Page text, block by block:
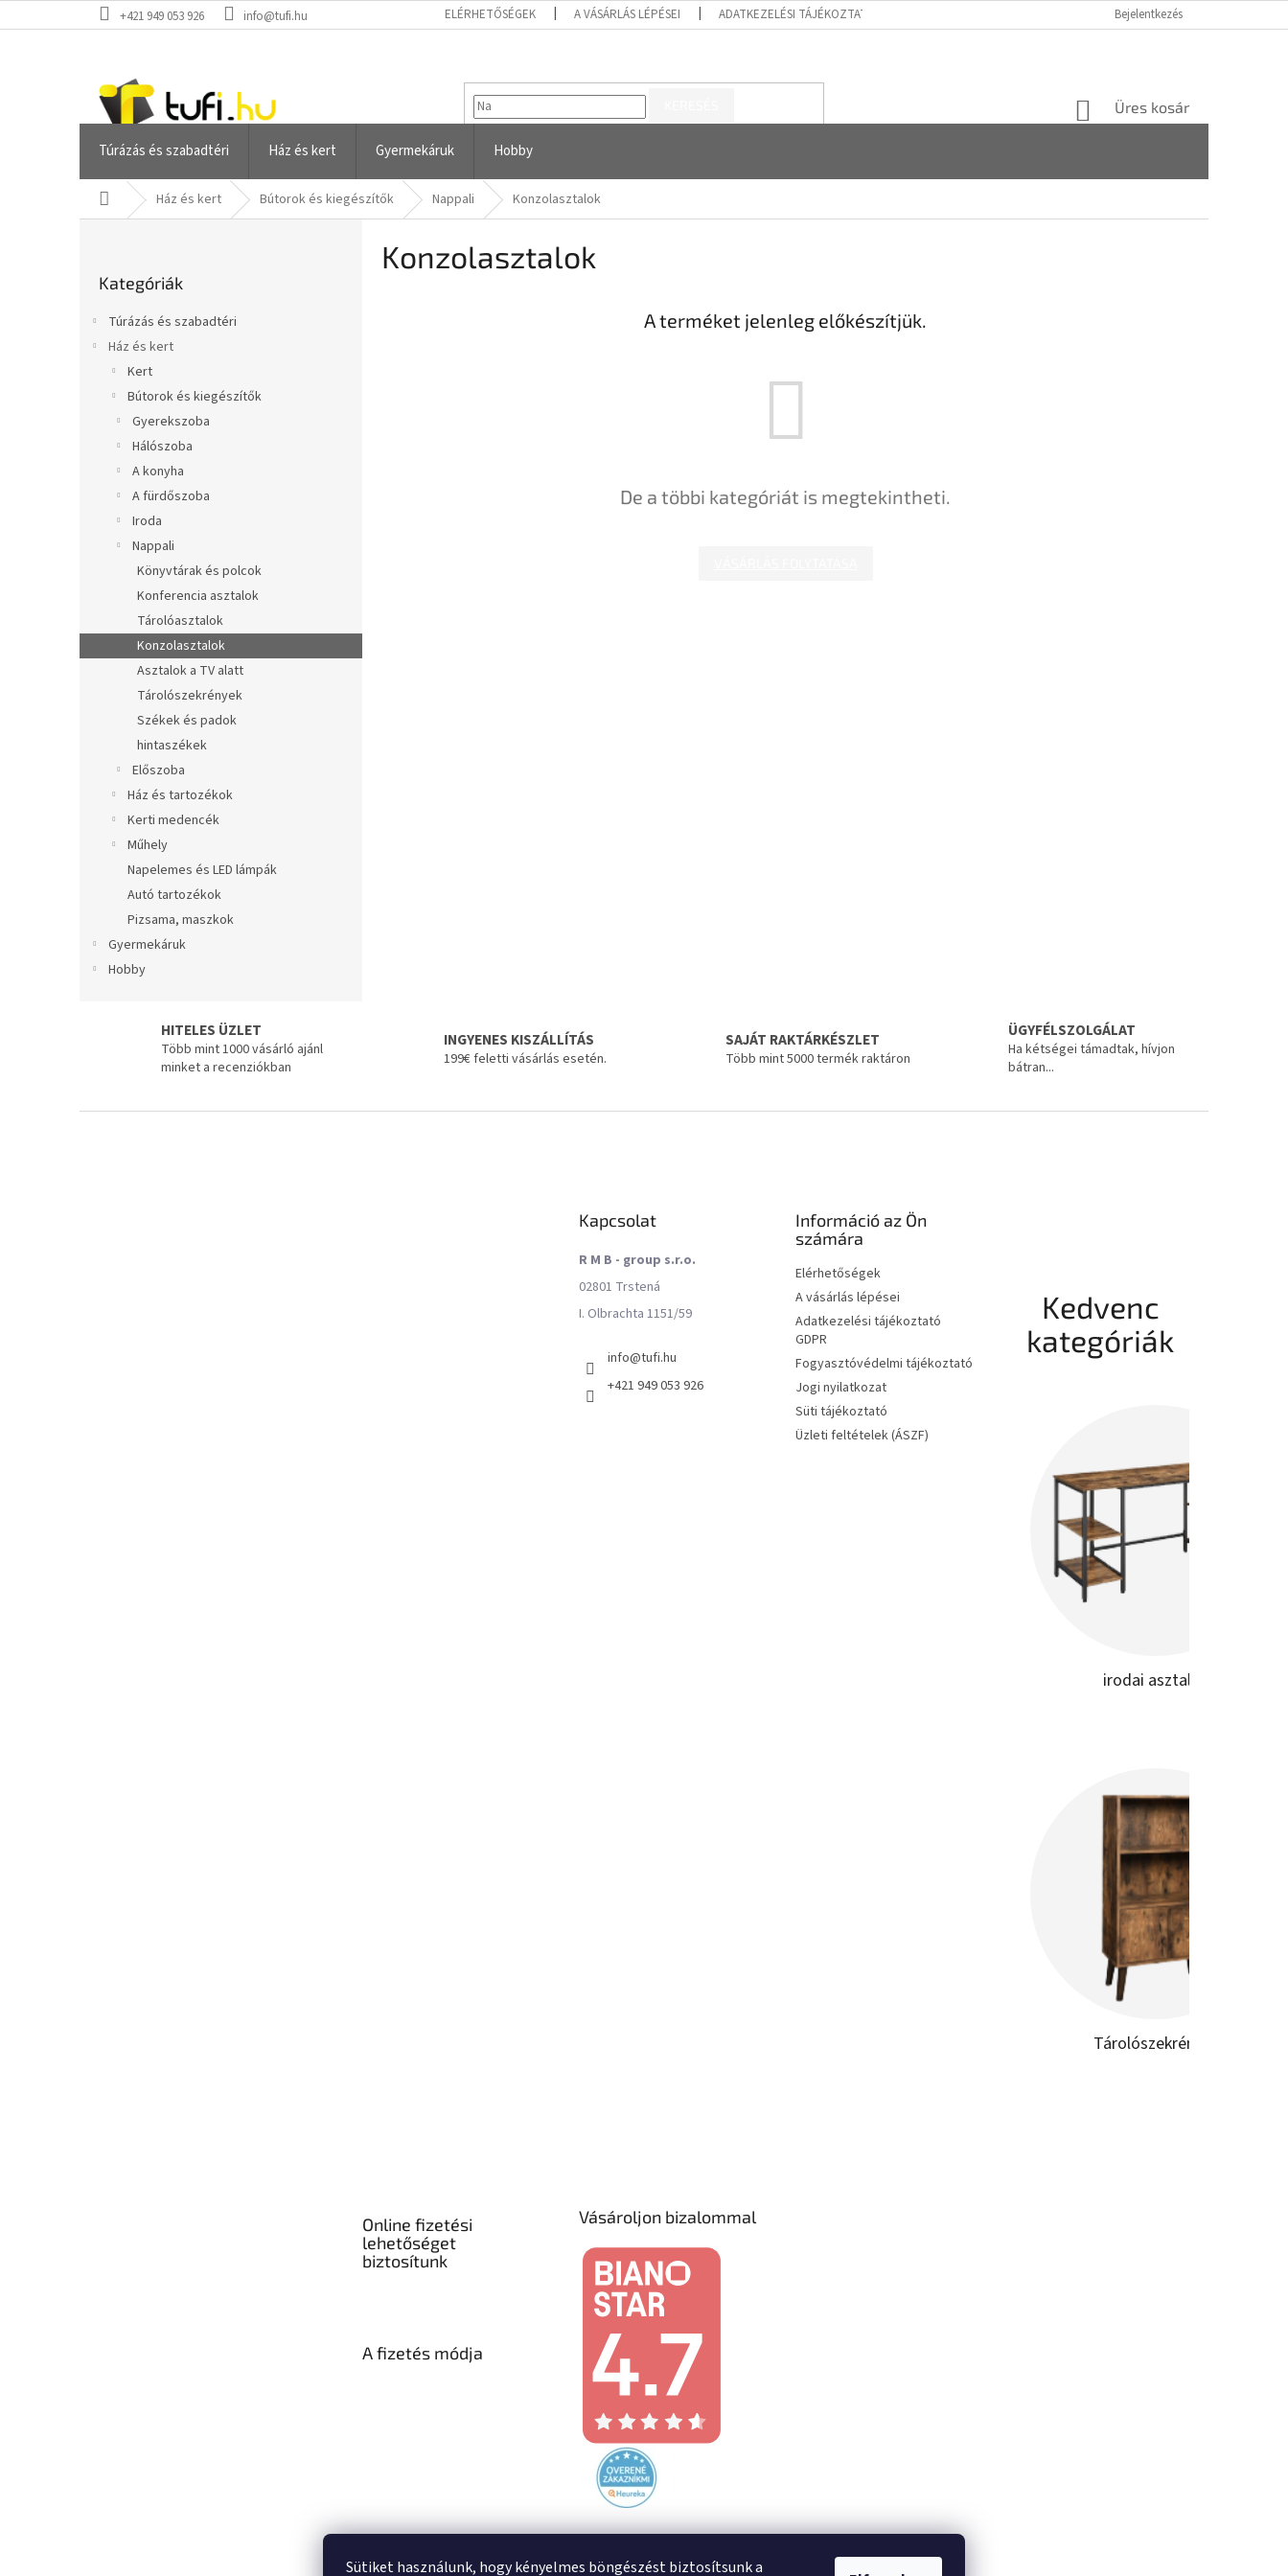
Sütiket használunk, hogy kényelmes böngészést biztosítsunk a
a
+421 949 053 926 info@tufi.hu ELÉRHETŐSÉGEK A VÁSÁRLÁS LÉPÉSEI ADATKEZELÉSI TÁJÉKOZTATÓ GDPR FOGYASZTÓVÉDELMI TÁJÉKOZTATÓ JOGI NYILATKOZAT
Bejelentkezés
KOSÁR
Üres kosár
Túrázás és szabadtéri Ház és kert Gyermekáruk Hobby
KezdőlapHáz és kert Bútorok és kiegészítők Nappali Konzolasztalok
átugrása
Kategóriák
Túrázás és szabadtéri
Ház és kert
Kert
Bútorok és kiegészítők
Gyerekszoba
Hálószoba
A konyha
A fürdőszoba
Iroda
Nappali
Könyvtárak és polcok
Konferencia asztalok
Tárolóasztalok
Konzolasztalok
Asztalok a TV alatt
Tárolószekrények
Székek és padok
hintaszékek
Előszoba
Ház és tartozékok
Kerti medencék
Műhely
Napelemes és LED lámpák
Autó tartozékok
Pizsama, maszkok
Gyermekáruk
Hobby
Konzolasztalok
A terméket jelenleg előkészítjük.
De a többi kategóriát is megtekintheti.
HITELES ÜZLET
Több mint 1000 vásárló ajánl
minket a recenziókban
INGYENES KISZÁLLÍTÁS
199€ feletti vásárlás esetén.
SAJÁT RAKTÁRKÉSZLET
Több mint 5000 termék raktáron
ÜGYFÉLSZOLGÁLAT
Ha kétségei támadtak, hívjon
bátran...
Kapcsolat
R M B - group s.r.o.
02801 Trstená
I. Olbrachta 1151/59
info@tufi.hu
+421 949 053 926
Információ az Ön
számára
Elérhetőségek
A vásárlás lépései
Adatkezelési tájékoztató
GDPR
Fogyasztóvédelmi tájékoztató
Jogi nyilatkozat
Süti tájékoztató
Üzleti feltételek (ÁSZF)
Kedvenc
kategóriák
irodai asztalok
Tárolószekrények
Online fizetési
lehetőséget
biztosítunk
A fizetés módja
Vásároljon bizalommal